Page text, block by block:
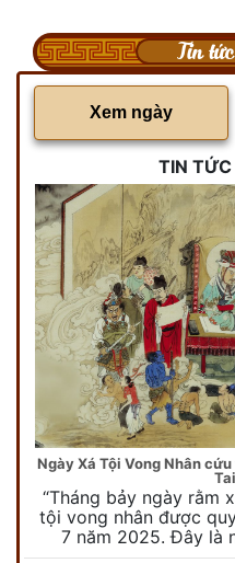
Tin
Xem ngày
TIN TỨC
Ngày Xá Tội Vong Nhân
“Tháng bảy ngày rằm
tội vong nhân được
7 năm 2025. Đây là